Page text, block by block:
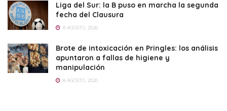
Liga del Sur: la B puso en marcha la segunda
fecha del Clausura
8 AGOSTO, 2026
Brote de intoxicación en Pringles: los análisis
apuntaron a fallas de higiene y
manipulación
8 AGOSTO, 2026